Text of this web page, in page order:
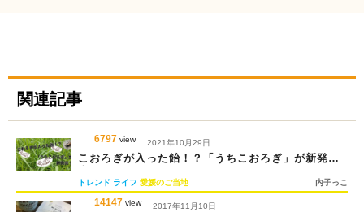
関連記事
6797 view 2021年10月29日
こおろぎが入った飴！？「うちこおろぎ」が新発
トレンド ライフ 愛媛のご当地 内子っこ
14147 view 2017年11月10日